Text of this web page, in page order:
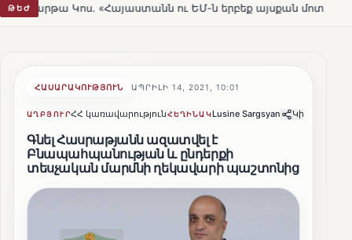
ԹԵԺ
«Հայաստանն ու ԵՄ-ն երբեք այսքան մոտ չեն եղել» HOT
ՀԱՍԱՐԱԿՈՒԹՅՈՒՆ ԱՊՐԻԼԻ 14, 2021, 10:01
ԱՂԲՅՈՒՐՀՀ կառավարությունՀԵՂԻՆԱԿLusine Sargsyan Կիսվել
Գնել Հասրաթյանն ազատվել է
Բնապահպանության և ընդերքի
տեսչական մարմնի ղեկավարի պաշտոնից